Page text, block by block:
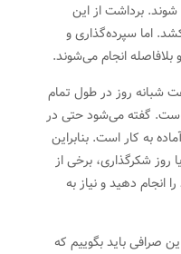
شوند. برداشت از این
اما سپرده‌‌گذاری و
این صرافی در تمام 24 ساعت شبانه روز در طول تمام
گفته می‌شود حتی در
به کار است. بنابراین
شکرگذاری، برخی از
انجام دهید و نیاز به
صرافی باید بگوییم که